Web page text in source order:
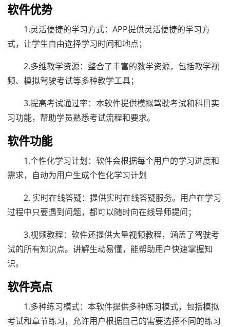
软件优势
1.灵活便捷的学习方式：APP提供灵活便捷的学习方
式，让学生自由选择学习时间和地点；
2.多维教学资源：整合了丰富的教学资源，包括教学视
频、模拟驾驶考试等多种教学工具；
3.提高考试通过率：本软件提供模拟驾驶考试和科目实
习功能，帮助学员熟悉考试流程和要求。
软件功能
1.个性化学习计划：软件会根据每个用户的学习进度和
需求，自动为用户生成个性化学习计划
2. 实时在线答疑：提供实时在线答疑服务。用户在学习
过程中只要遇到问题，都可以随时向在线导师提问；
3.视频教程：软件还提供大量视频教程，涵盖了驾驶考
试的所有知识点。讲解生动易懂，能帮助用户快速掌握知
识。
软件亮点
1.多种练习模式：本软件提供多种练习模式，包括模拟
考试和章节练习，允许用户根据自己的需要选择不同的练习